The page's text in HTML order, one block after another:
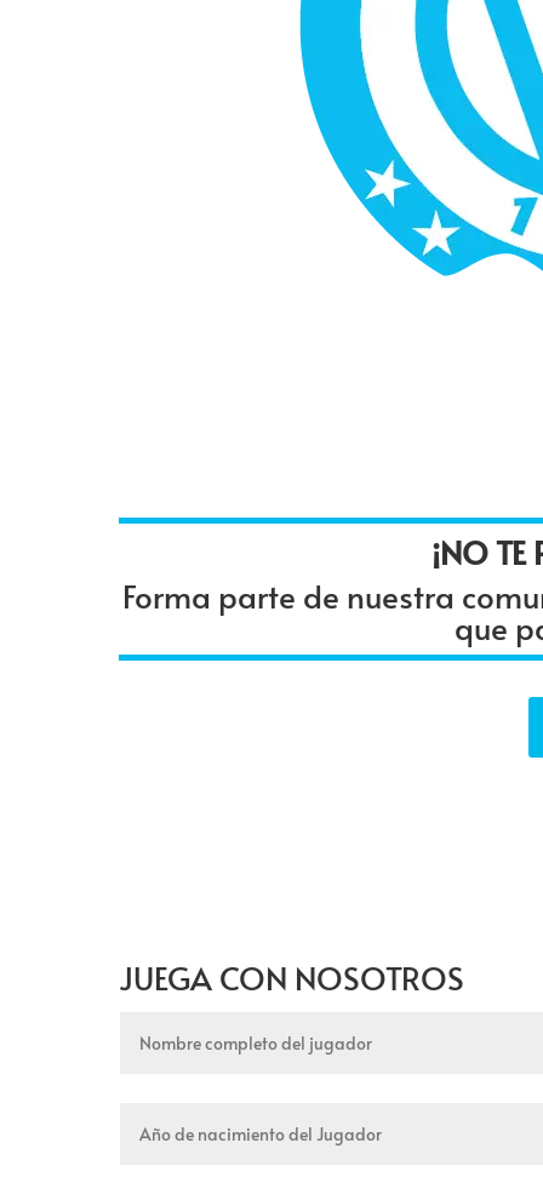
¡NO
Forma parte de nuestra
que
JUEGA CON NOSOTROS